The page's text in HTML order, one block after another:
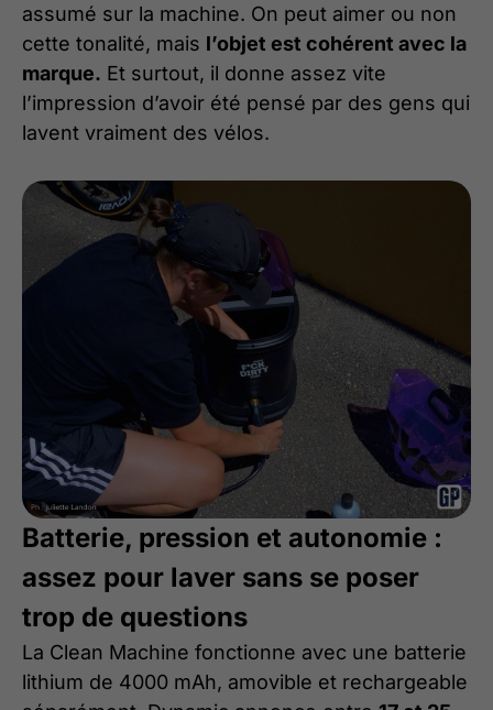
assumé sur la machine. On peut aimer ou non
cette tonalité, mais l’objet est cohérent avec la
marque. Et surtout, il donne assez vite
l’impression d’avoir été pensé par des gens qui
lavent vraiment des vélos.
Batterie, pression et autonomie :
assez pour laver sans se poser
trop de questions
La Clean Machine fonctionne avec une batterie
lithium de 4000 mAh, amovible et rechargeable